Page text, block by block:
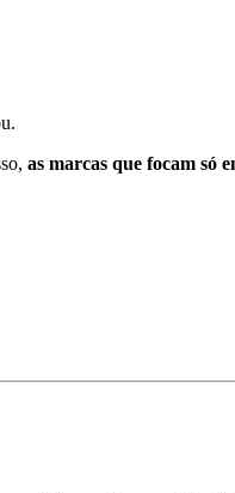
as marcas que focam só